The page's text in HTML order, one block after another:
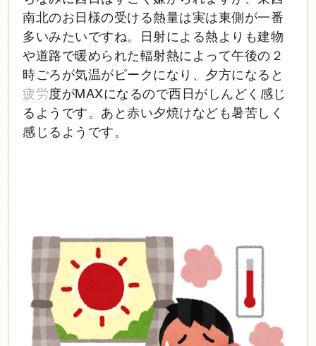
南北のお日様の受ける熱量は実は東側が一番
多いみたいですね。日射による熱よりも建物
や道路で暖められた輻射熱によって午後の２
時ごろが気温がピークになり、夕方になると
疲労度がMAXになるので西日がしんどく感じ
るようです。あと赤い夕焼けなども暑苦しく
感じるようです。